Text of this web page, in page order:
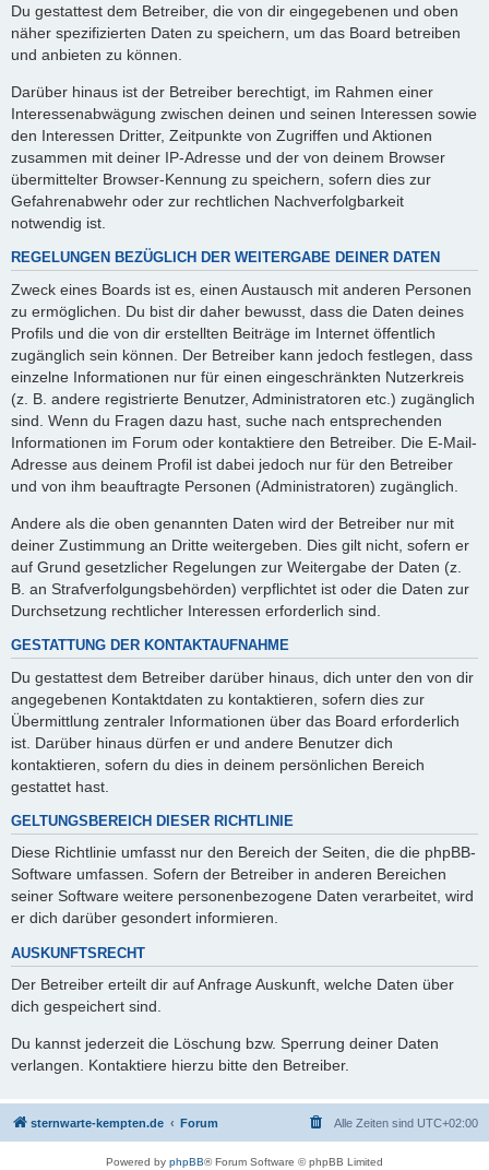
Du gestattest dem Betreiber, die von dir eingegebenen und oben
näher spezifizierten Daten zu speichern, um das Board betreiben
und anbieten zu können.
Darüber hinaus ist der Betreiber berechtigt, im Rahmen einer
Interessenabwägung zwischen deinen und seinen Interessen sowie
den Interessen Dritter, Zeitpunkte von Zugriffen und Aktionen
zusammen mit deiner IP-Adresse und der von deinem Browser
übermittelter Browser-Kennung zu speichern, sofern dies zur
Gefahrenabwehr oder zur rechtlichen Nachverfolgbarkeit
notwendig ist.
REGELUNGEN BEZÜGLICH DER WEITERGABE DEINER DATEN
Zweck eines Boards ist es, einen Austausch mit anderen Personen
zu ermöglichen. Du bist dir daher bewusst, dass die Daten deines
Profils und die von dir erstellten Beiträge im Internet öffentlich
zugänglich sein können. Der Betreiber kann jedoch festlegen, dass
einzelne Informationen nur für einen eingeschränkten Nutzerkreis
(z. B. andere registrierte Benutzer, Administratoren etc.) zugänglich
sind. Wenn du Fragen dazu hast, suche nach entsprechenden
Informationen im Forum oder kontaktiere den Betreiber. Die E-Mail-
Adresse aus deinem Profil ist dabei jedoch nur für den Betreiber
und von ihm beauftragte Personen (Administratoren) zugänglich.
Andere als die oben genannten Daten wird der Betreiber nur mit
deiner Zustimmung an Dritte weitergeben. Dies gilt nicht, sofern er
auf Grund gesetzlicher Regelungen zur Weitergabe der Daten (z.
B. an Strafverfolgungsbehörden) verpflichtet ist oder die Daten zur
Durchsetzung rechtlicher Interessen erforderlich sind.
GESTATTUNG DER KONTAKTAUFNAHME
Du gestattest dem Betreiber darüber hinaus, dich unter den von dir
angegebenen Kontaktdaten zu kontaktieren, sofern dies zur
Übermittlung zentraler Informationen über das Board erforderlich
ist. Darüber hinaus dürfen er und andere Benutzer dich
kontaktieren, sofern du dies in deinem persönlichen Bereich
gestattet hast.
GELTUNGSBEREICH DIESER RICHTLINIE
Diese Richtlinie umfasst nur den Bereich der Seiten, die die phpBB-
Software umfassen. Sofern der Betreiber in anderen Bereichen
seiner Software weitere personenbezogene Daten verarbeitet, wird
er dich darüber gesondert informieren.
AUSKUNFTSRECHT
Der Betreiber erteilt dir auf Anfrage Auskunft, welche Daten über
dich gespeichert sind.
Du kannst jederzeit die Löschung bzw. Sperrung deiner Daten
verlangen. Kontaktiere hierzu bitte den Betreiber.
sternwarte-kempten.de Forum Alle Zeiten sind UTC+02:00
Powered by phpBB® Forum Software © phpBB Limited